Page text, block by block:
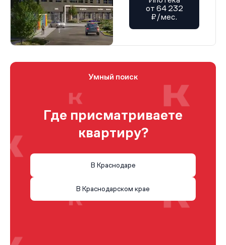
от 64 232
₽/мес.
Умный поиск
Где присматриваете
квартиру?
В Краснодаре
В Краснодарском крае